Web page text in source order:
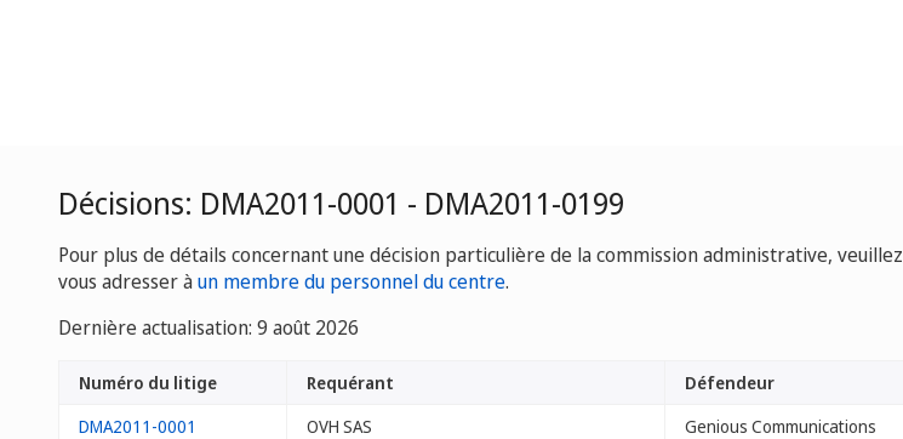
Décisions: DMA2011-0001 - DMA2011-0199
Pour plus de détails concernant une décision particulière de la commission administrative, veuillez
vous adresser àun membre du personnel du centre.
Dernière actualisation: 9 août 2026
Numéro du litige Requérant Défendeur
DMA2011-0001
OVH SAS Genious Communications